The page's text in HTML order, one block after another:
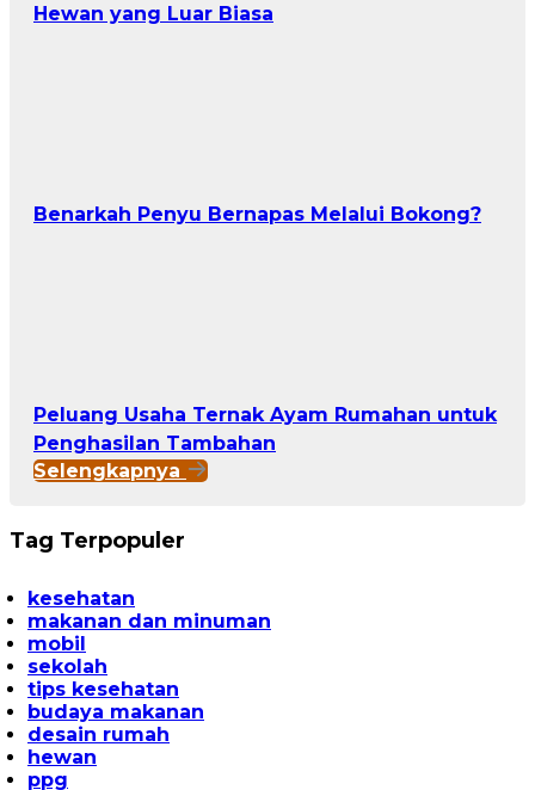
Hewan yang Luar Biasa
Benarkah Penyu Bernapas Melalui Bokong?
Peluang Usaha Ternak Ayam Rumahan untuk
Penghasilan Tambahan
Selengkapnya
Tag Terpopuler
kesehatan
makanan dan minuman
mobil
sekolah
tips kesehatan
budaya makanan
desain rumah
hewan
ppg